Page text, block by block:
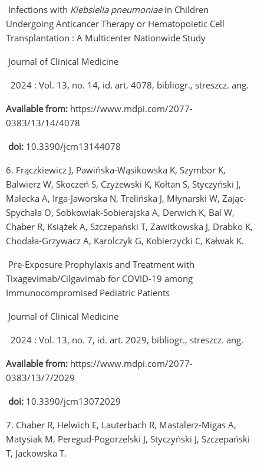
Infections with Klebsiella pneumoniaein Children
Undergoing Anticancer Therapy or Hematopoietic Cell
Transplantation : A Multicenter Nationwide Study
Journal of Clinical Medicine
2024 : Vol. 13, no. 14, id. art. 4078, bibliogr., streszcz. ang.
Available from: https://www.mdpi.com/2077-
0383/13/14/4078
doi: 10.3390/jcm13144078
6. Frączkiewicz J, Pawińska-Wąsikowska K, Szymbor K,
Balwierz W, Skoczeń S, Czyżewski K, Kołtan S, Styczyński J,
Małecka A, Irga-Jaworska N, Trelińska J, Młynarski W, Zając-
Spychała O, Sobkowiak-Sobierajska A, Derwich K, Bal W,
Chaber R, Książek A, Szczepański T, Zawitkowska J, Drabko K,
Chodała-Grzywacz A, Karolczyk G, Kobierzycki C, Kałwak K.
Pre-Exposure Prophylaxis and Treatment with
Tixagevimab/Cilgavimab for COVID-19 among
Immunocompromised Pediatric Patients
Journal of Clinical Medicine
2024 : Vol. 13, no. 7, id. art. 2029, bibliogr., streszcz. ang.
Available from: https://www.mdpi.com/2077-
0383/13/7/2029
doi: 10.3390/jcm13072029
7. Chaber R, Helwich E, Lauterbach R, Mastalerz-Migas A,
Matysiak M, Peregud-Pogorzelski J, Styczyński J, Szczepański
T, Jackowska T.